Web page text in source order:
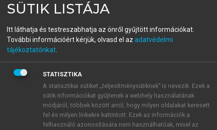
fiókoddal,vagy hozz létre új fiókot.
A regisztráció után apróbaidőszakautomatikusan
BELÉPÉS SAJÁT FIÓKKAL
ÚJ FIÓK LÉTREHOZÁSA
1 óra díjmentes hozzáférés
SÜTIK LISTÁJA
Itt láthatja és testreszabhatja az önről gyűjtött információkat.
További információért kérjük, olvasd el az adatvédelmi
tájékoztatónkat
STATISZTIKA
A statisztikai sütiket „teljesítménysütiknek” is nevezik. Ezek a
sütik információkat gyűjtenek a webhely használatának
módjáról, többek között arról, hogy milyen oldalakat keresett
fel és milyen linkekre kattintott. Ezek az információk a
felhasználó azonosítására nem használhatóak, mivel az